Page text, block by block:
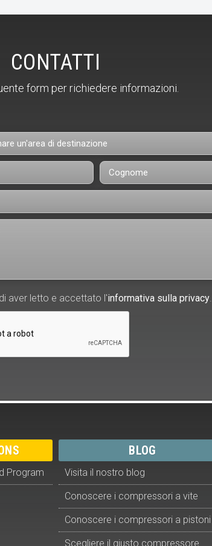
CONTATTI
form per richiedere informazioni.
aver letto e accettato l'informativa sulla privacy.
Program
BLOG
Visita il nostro blog
Conoscere i compressori a vite
Conoscere i compressori a pistoni
Scegliere il giusto compressore